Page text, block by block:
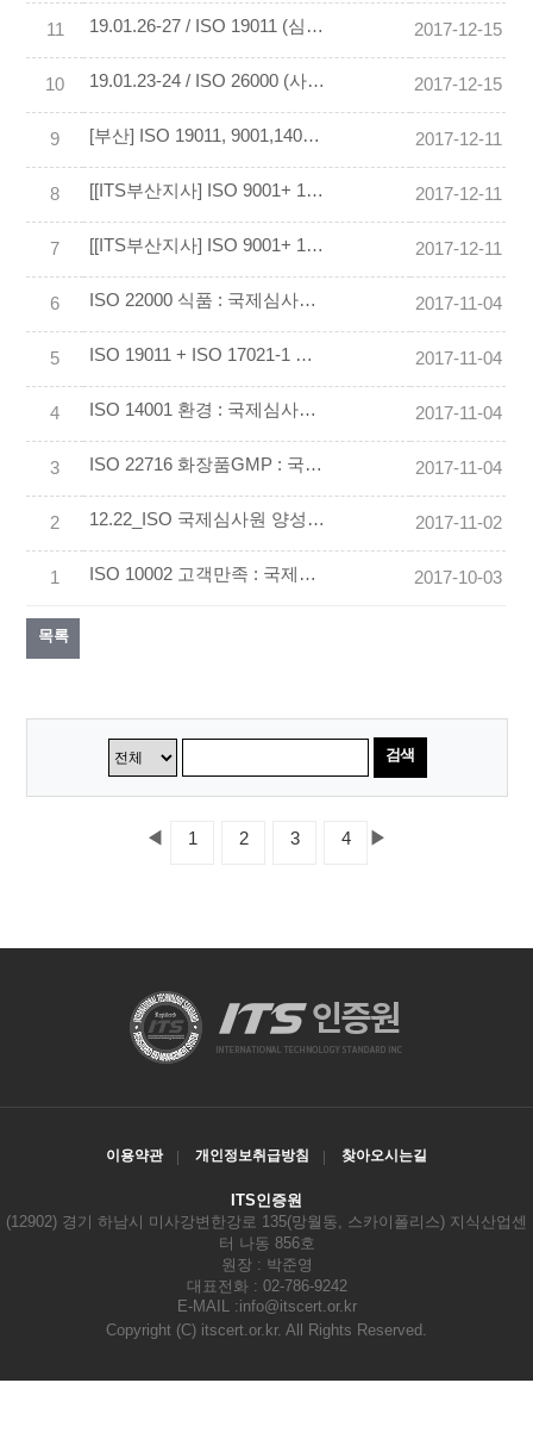
11 19.01.26-27 / ISO 19011 (심사원 가이드라인) 국제심사원 양성교육 세부안내 2017-12-15
10 19.01.23-24 / ISO 26000 (사회적책임경영시스템) 전문가과정 교육 세부안내 2017-12-15
9 [부산] ISO 19011, 9001,14001 국제심사원 과정 (6.16~17/ 6.23~24/ 6.30~7.1) 2017-12-11
8 [[ITS부산지사] ISO 9001+ 19011+14001 국제심사원 통합과정 (2019.01.12~13 / 19~20 / 26~27) 2017-12-11
7 [[ITS부산지사] ISO 9001+ 19011+14001 국제심사원 통합과정 (2019.01.12~13 / 19~20 / 26~27) 2017-12-11
6 ISO 22000 식품 : 국제심사원 과정 (10.13 ~14) 2017-11-04
5 ISO 19011 + ISO 17021-1 심사원 가이드라인 및 적격성 기준 (공통 필수) (10.06-07) 2017-11-04
4 ISO 14001 환경 : 국제심사원 과정 (06.30-07.01) 2017-11-04
3 ISO 22716 화장품GMP : 국제심사원 과정 (07.07-08) 2017-11-04
2 12.22_ISO 국제심사원 양성 무료 설명회 2017-11-02
1 ISO 10002 고객만족 : 국제심사원 과정(10.20-21,27-28) (CS강사양성과정 포함) 2017-10-03
목록
검색
◀ 1 2 3 4 ▶
이용약관 개인정보취급방침 찾아오시는길
ITS인증원
(12902) 경기 하남시 미사강변한강로 135(망월동, 스카이폴리스) 지식산업센
터 나동 856호
원장 : 박준영
대표전화 : 02-786-9242
E-MAIL :info@itscert.or.kr
Copyright (C) itscert.or.kr. All Rights Reserved.